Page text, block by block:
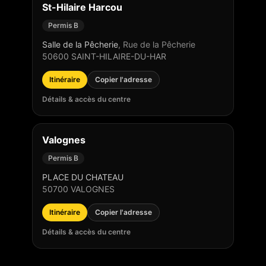
St-Hilaire Harcou
Permis B
Salle de la Pêcherie, Rue de la Pêcherie
50600 SAINT-HILAIRE-DU-HAR
Itinéraire Copier l'adresse
Détails & accès du centre
Valognes
Permis B
PLACE DU CHATEAU
50700 VALOGNES
Itinéraire Copier l'adresse
Détails & accès du centre